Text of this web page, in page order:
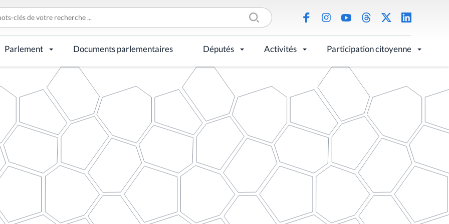
Parlement Documents parlementaires Députés Activités Participation citoyenne